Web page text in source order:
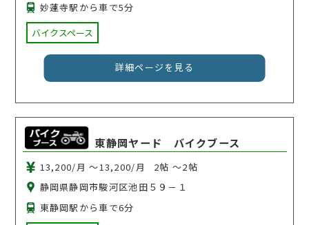
妙蓮寺駅から車で5分
バイクスペース
詳細ページを見る
東静岡ヤード バイクブース
13,200/月 〜13,200/月
2帖 〜2帖
静岡県静岡市駿河区池田５９－１
東静岡駅から車で6分